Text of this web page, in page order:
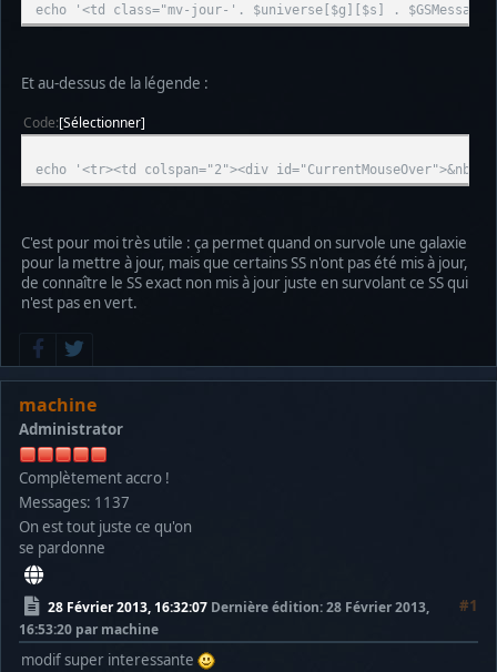
echo '<td class="mv-jour-'. $universe[$g][$s] .
Et au-dessus de la légende :
Code Sélectionner
echo '<tr><td colspan="2"><div
C'est pour moi très utile : ça permet quand on survole une galaxie
pour la mettre à jour, mais que certains SS n'ont pas été mis à jour,
de connaître le SS exact non mis à jour juste en survolant ce SS qui
n'est pas en vert.
machine
Administrator
Complètement accro !
Messages: 1137
On est tout juste ce qu'on
se pardonne
28 Février 2013, 16:32:07 #1
Dernière édition: 28 Février 2013,
16:53:20 par machine
modif super interessante